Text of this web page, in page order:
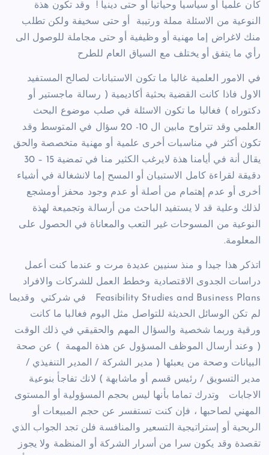
كان علميا أو سياسيا وحياتيا أو حتى دينيا ! وقد تكون هذة
النوعية من الاسئلة مملة ورتيبة أو حتى سخيفة ولكن تطلب
منك لاغراض إما مهنية أو وظيفية أو حتى مجاملة للوصول الى
رأي ما يتفق أو يختلف مع السياق العام للطرح
في الامور العلمية غالبا ما تكون الاستبانات لصالح المستفيد
الاول فاذا كانت القضية بحثية أكاديمية ( رسالة ماجستير أو
دكتوراه ) فغالبا ما تكون الاسئلة في صلب موضوع البحث
العلمي وقد تتراوح مابين ال 10- 20 سؤال في المتوسط وقد
تكون أكثر في مناسبات أخرى علمية أو مهنية متخصصة والحق
يقال أنة في أيامنا هذة لايرغب الكثير منا في تمضية 15 – 30
دقيقة لقراءة كامل الاستبيان أو المسح إما لانشغالة في أشياء
أخرى أو عدم إهتمام من أصلة أو عدم وجود محفز أومشجع
لذلك وعلية قد لا يستفيد الباحث من أرسالة وتجميعة لهذة
النوعية من المسوحات غير التعب والمعاناة في الحصول على
المعلومة.
اتذكر هذا جيدا و منذ سنيين عديدة مرت و عندما كنت أعمل
دراسات الجدوى الاقتصادية وخطط العمل للشركات والافراد
Feasibility Studies and Business Plans في شركتي وقديما
لم تكن الوسائل الحديثة للتواصل مثل اليوم فغالبا ما كانت
ورقية وربما شخصية والسؤال المهم والحقيقي في ذلك الوقت
( وعند أرسال الموظف المسؤول عن هذة المهمة ) عن صحة
البيانات وصحة من يعبئها ( مدير الشركة / المدير التنفيذي /
مدير التسويق / رئيس قسم أو ماشابهة ) لانك تفاجأ بنوعية
الاجابات وتدرك تماما بأنها ليس بحجم المسؤولية أو المستوى
المهني لصاحبها ، فإن كنت تستفسر عن حجم المبيعات أو
الربحية أو إستراتيجية التسعير والمنافسة فلن تجد الجواب الذي
تقصدة وقد يكون سرا من أسرار الشركة أو المنظمة ولا يجوز